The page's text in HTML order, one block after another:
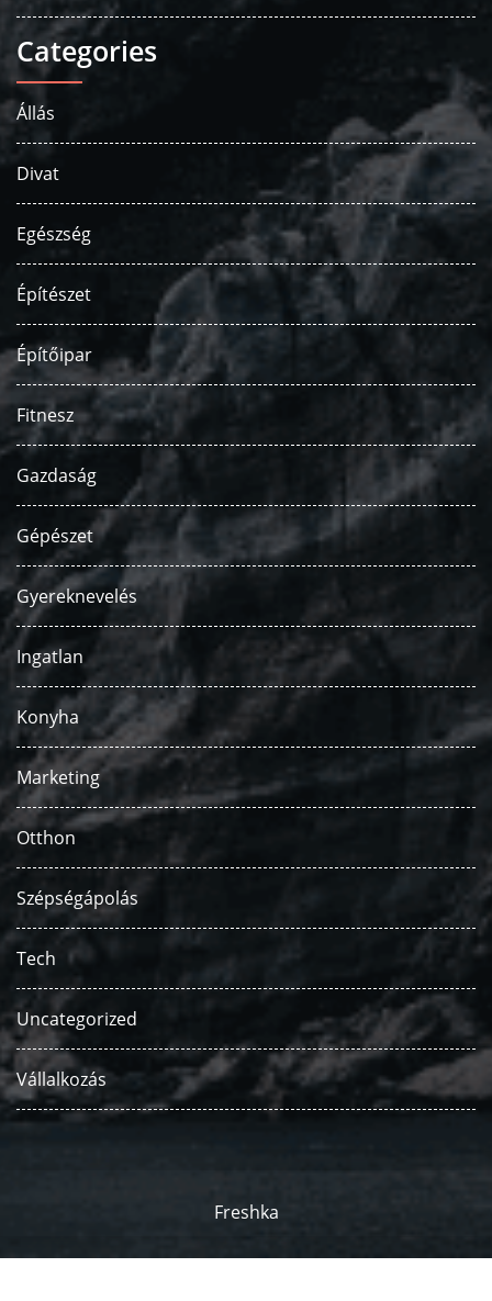
Categories
Állás
Divat
Egészség
Építészet
Építőipar
Fitnesz
Gazdaság
Gépészet
Gyereknevelés
Ingatlan
Konyha
Marketing
Otthon
Szépségápolás
Tech
Uncategorized
Vállalkozás
Freshka